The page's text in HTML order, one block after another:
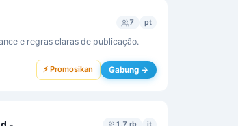
7 pt
e regras claras de publicação.
⚡ Promosikan Gabung →